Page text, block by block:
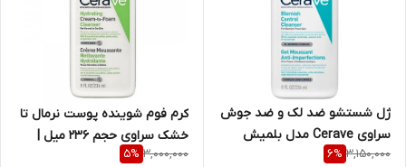
ژل شستشو ضد لک و ضد جوش
سراوی Cerave مدل بلمیش
3,150,000
6%
کرم فوم شوینده پوست نرمال تا
خشک سراوی حجم ۲۳۶ میل |
Cerave Hydrating Cream To
3,000,000
5%